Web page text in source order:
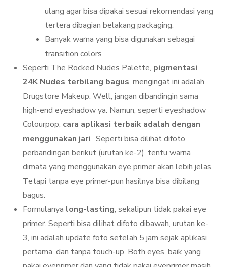
ulang agar bisa dipakai sesuai rekomendasi yang
tertera dibagian belakang packaging.
Banyak warna yang bisa digunakan sebagai
transition colors
Seperti The Rocked Nudes Palette, pigmentasi
24K Nudes terbilang bagus, mengingat ini adalah
Drugstore Makeup. Well, jangan dibandingin sama
high-end eyeshadow ya. Namun, seperti eyeshadow
Colourpop, cara aplikasi terbaik adalah dengan
menggunakan jari. Seperti bisa dilihat difoto
perbandingan berikut (urutan ke-2), tentu warna
dimata yang menggunakan eye primer akan lebih jelas.
Tetapi tanpa eye primer-pun hasilnya bisa dibilang
bagus.
Formulanya long-lasting, sekalipun tidak pakai eye
primer. Seperti bisa dilihat difoto dibawah, urutan ke-
3, ini adalah update foto setelah 5 jam sejak aplikasi
pertama, dan tanpa touch-up. Both eyes, baik yang